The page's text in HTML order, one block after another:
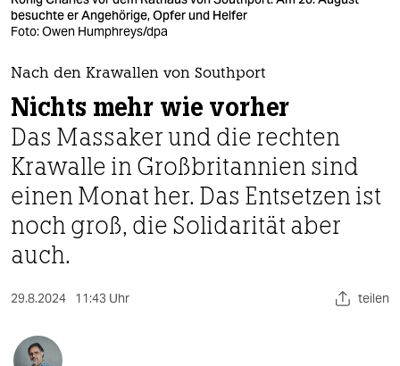
sport
nord
wahrheit
verlag
verlag
veranstaltungen
shop
fragen & hilfe
unterstützen
besuchte er Angehörige, Opfer und Helfer
Foto: Owen Humphreys/dpa
Nach den Krawallen von Southport
Nichts mehr wie vorher
Das Massaker und die rechten
Krawalle in Großbritannien sind
einen Monat her. Das Entsetzen ist
noch groß, die Solidarität aber
auch.
29.8.2024 11:43 Uhr teilen